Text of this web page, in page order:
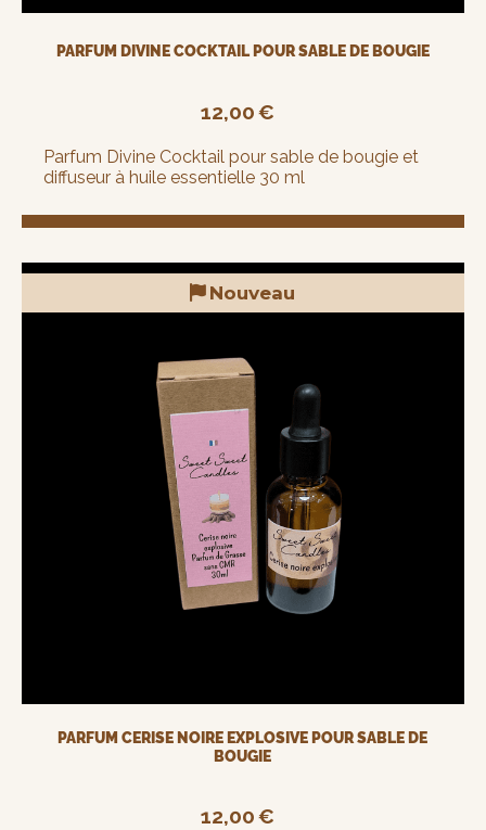
PARFUM DIVINE COCKTAIL POUR SABLE DE BOUGIE
12,00€
Parfum Divine Cocktail pour sable de bougie et
diffuseur à huile essentielle 30 ml
Nouveau
PARFUM CERISE NOIRE EXPLOSIVE POUR SABLE DE
BOUGIE
12,00€